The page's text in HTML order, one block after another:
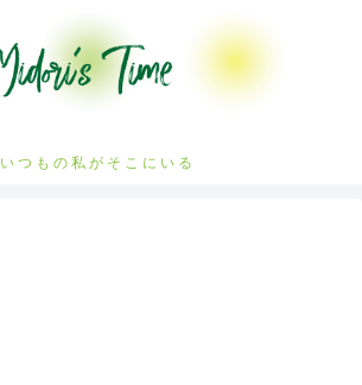
い つ も の 私 が そ こ に い る